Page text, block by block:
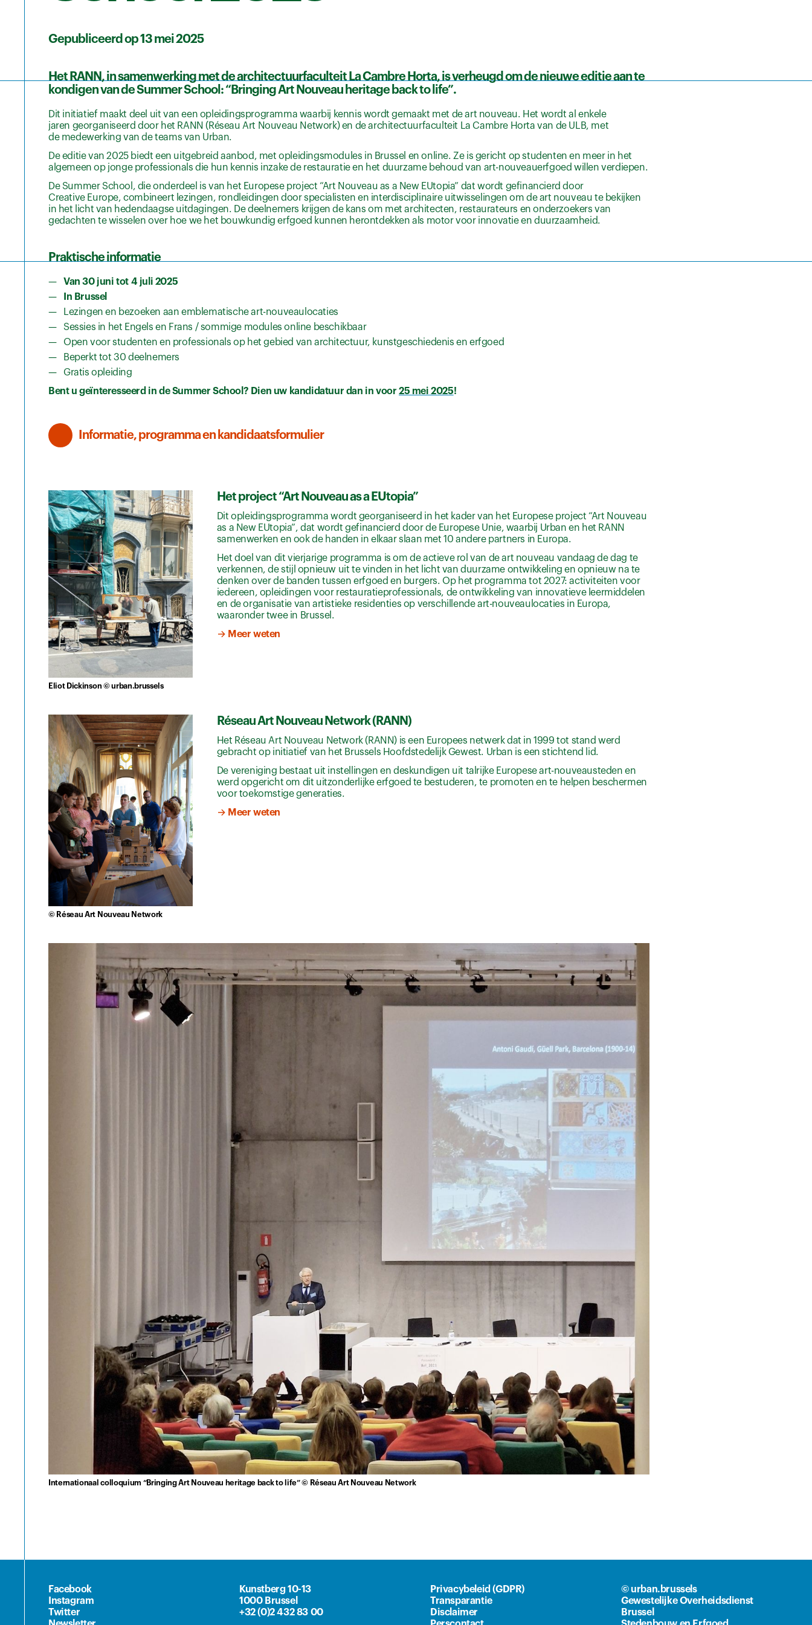
Gepubliceerd op 13 mei 2025
Het RANN, in samenwerking met de architectuurfaculteit La Cambre Horta, is verheugd om de nieuwe editie aan te
kondigen van de Summer School: “Bringing Art Nouveau heritage back to life”.
Dit initiatief maakt deel uit van een opleidingsprogramma waarbij kennis wordt gemaakt met de art nouveau. Het wordt al enkele
jaren georganiseerd door het RANN (Réseau Art Nouveau Network) en de architectuurfaculteit La Cambre Horta van de ULB, met
de medewerking van de teams van Urban.
De editie van 2025 biedt een uitgebreid aanbod, met opleidingsmodules in Brussel en online. Ze is gericht op studenten en meer in het
algemeen op jonge professionals die hun kennis inzake de restauratie en het duurzame behoud van art-nouveauerfgoed willen verdiepen.
De Summer School, die onderdeel is van het Europese project “Art Nouveau as a New EUtopia” dat wordt gefinancierd door
Creative Europe, combineert lezingen, rondleidingen door specialisten en interdisciplinaire uitwisselingen om de art nouveau te bekijken
in het licht van hedendaagse uitdagingen. De deelnemers krijgen de kans om met architecten, restaurateurs en onderzoekers van
gedachten te wisselen over hoe we het bouwkundig erfgoed kunnen herontdekken als motor voor innovatie en duurzaamheid.
Praktische informatie
Van 30 juni tot 4 juli 2025
In Brussel
Lezingen en bezoeken aan emblematische art-nouveaulocaties
Sessies in het Engels en Frans / sommige modules online beschikbaar
Open voor studenten en professionals op het gebied van architectuur, kunstgeschiedenis en erfgoed
Beperkt tot 30 deelnemers
Gratis opleiding
Bent u geïnteresseerd in de Summer School? Dien uw kandidatuur dan in voor25 mei 2025!
Informatie, programma en kandidaatsformulier
Eliot Dickinson © urban.brussels
Het project “Art Nouveau as a EUtopia”
Dit opleidingsprogramma wordt georganiseerd in het kader van het Europese project “Art Nouveau
as a New EUtopia”, dat wordt gefinancierd door de Europese Unie, waarbij Urban en het RANN
samenwerken en ook de handen in elkaar slaan met 10 andere partners in Europa.
Het doel van dit vierjarige programma is om de actieve rol van de art nouveau vandaag de dag te
verkennen, de stijl opnieuw uit te vinden in het licht van duurzame ontwikkeling en opnieuw na te
denken over de banden tussen erfgoed en burgers. Op het programma tot 2027: activiteiten voor
iedereen, opleidingen voor restauratieprofessionals, de ontwikkeling van innovatieve leermiddelen
en de organisatie van artistieke residenties op verschillende art-nouveaulocaties in Europa,
waaronder twee in Brussel.
→ Meer weten
© Réseau Art Nouveau Network
Réseau Art Nouveau Network (RANN)
Het Réseau Art Nouveau Network (RANN) is een Europees netwerk dat in 1999 tot stand werd
gebracht op initiatief van het Brussels Hoofdstedelijk Gewest. Urban is een stichtend lid.
De vereniging bestaat uit instellingen en deskundigen uit talrijke Europese art-nouveausteden en
werd opgericht om dit uitzonderlijke erfgoed te bestuderen, te promoten en te helpen beschermen
voor toekomstige generaties.
→ Meer weten
Internationaal colloquium “Bringing Art Nouveau heritage back to life” © Réseau Art Nouveau Network
Facebook
Instagram
Twitter
Kunstberg 10-13
1000 Brussel
+32 (0)2 432 83 00
Privacybeleid (GDPR)
Transparantie
Disclaimer
© urban.brussels
Gewestelijke Overheidsdienst
Brussel